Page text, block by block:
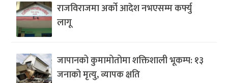
राजविराजमा अर्को आदेश नभएसम्म कर्फ्यु
लागू
जापानको कुमामोतोमा शक्तिशाली भूकम्प: १३
जनाको मृत्यु, व्यापक क्षति